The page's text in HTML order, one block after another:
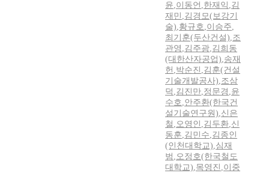
윤,이동언 ,한재익 ,김
재민 ,김경모(보강기
술),황규호,이승주,
최기훈(두산건설),조
관영 ,김주광,김희동
(대한산자공업),송재
헌 ,박순진 ,김훈(건설
기술개발공사),조삼
덕 ,김진만,정문경 ,윤
수호,안주환(한국건
설기술연구원),신은
철 ,오영인 ,김두환,신
동훈,김민수,김종인
(인천대학교),심재
범 ,오정호(한국철도
대학교),목영진 ,이중